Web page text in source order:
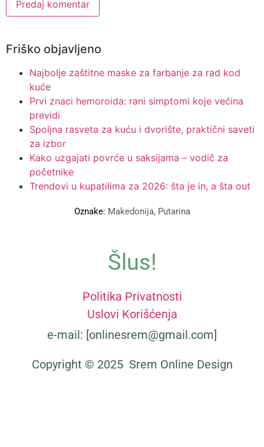
Friško objavljeno
Najbolje zaštitne maske za farbanje za rad kod
kuće
Prvi znaci hemoroida: rani simptomi koje većina
previdi
Spoljna rasveta za kuću i dvorište, praktični saveti
za izbor
Kako uzgajati povrće u saksijama – vodič za
početnike
Trendovi u kupatilima za 2026: šta je in, a šta out
Makedonija, Putarina
Oznake:
Politika Privatnosti
Uslovi Korišćenja
e-mail: [onlinesrem@gmail.com]
Copyright © 2025 Srem Online Design
Šlus!